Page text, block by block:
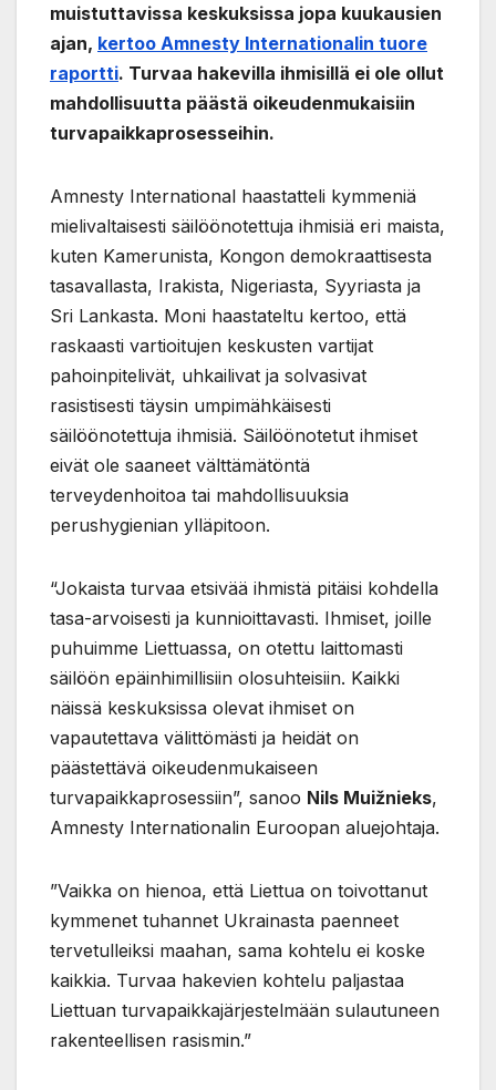
muistuttavissa keskuksissa jopa kuukausien
ajan, kertoo Amnesty Internationalin tuore
raportti. Turvaa hakevilla ihmisillä ei ole ollut
mahdollisuutta päästä oikeudenmukaisiin
turvapaikkaprosesseihin.
Amnesty International haastatteli kymmeniä
mielivaltaisesti säilöönotettuja ihmisiä eri maista,
kuten Kamerunista, Kongon demokraattisesta
tasavallasta, Irakista, Nigeriasta, Syyriasta ja
Sri Lankasta. Moni haastateltu kertoo, että
raskaasti vartioitujen keskusten vartijat
pahoinpitelivät, uhkailivat ja solvasivat
rasistisesti täysin umpimähkäisesti
säilöönotettuja ihmisiä. Säilöönotetut ihmiset
eivät ole saaneet välttämätöntä
terveydenhoitoa tai mahdollisuuksia
perushygienian ylläpitoon.
“Jokaista turvaa etsivää ihmistä pitäisi kohdella
tasa-arvoisesti ja kunnioittavasti. Ihmiset, joille
puhuimme Liettuassa, on otettu laittomasti
säilöön epäinhimillisiin olosuhteisiin. Kaikki
näissä keskuksissa olevat ihmiset on
vapautettava välittömästi ja heidät on
päästettävä oikeudenmukaiseen
turvapaikkaprosessiin”, sanoo Nils Muižnieks,
Amnesty Internationalin Euroopan aluejohtaja.
”Vaikka on hienoa, että Liettua on toivottanut
kymmenet tuhannet Ukrainasta paenneet
tervetulleiksi maahan, sama kohtelu ei koske
kaikkia. Turvaa hakevien kohtelu paljastaa
Liettuan turvapaikkajärjestelmään sulautuneen
rakenteellisen rasismin.”